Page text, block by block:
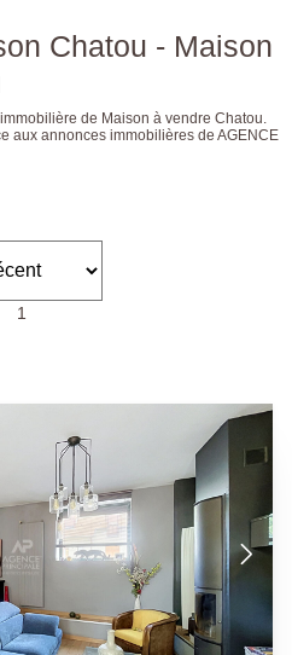
Chatou - Maison
de Maison à vendre Chatou.
aux annonces immobilières de AGENCE
1